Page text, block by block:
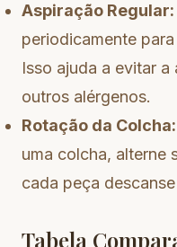
Aspiração Regular:
periodicamente
Isso ajuda a evitar
outros alérgenos.
Rotação da Colcha:
uma colcha, alterne
cada peça
Tabela